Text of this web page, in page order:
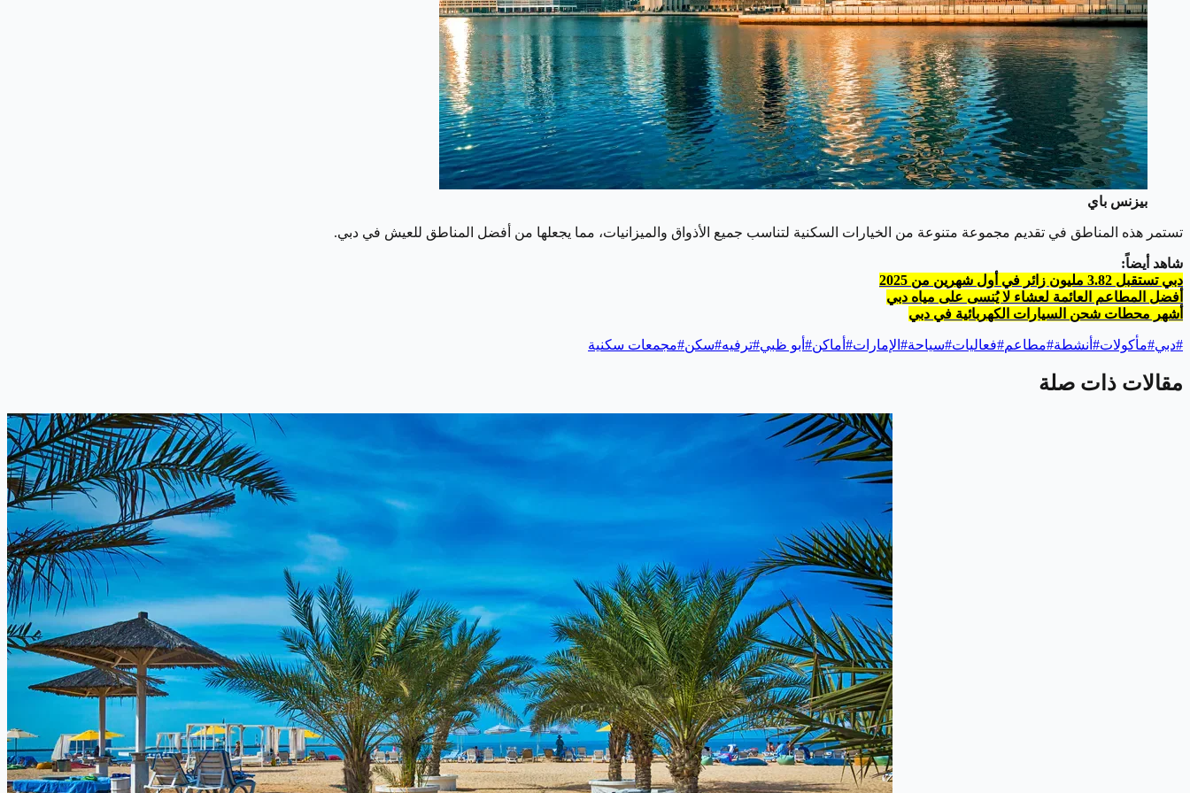
بيزنس باي
تستمر هذه المناطق في تقديم مجموعة متنوعة من الخيارات السكنية لتناسب جميع الأذواق والميزانيات، مما يجعلها من أفضل المناطق للعيش في دبي.
شاهد أيضاً:
دبي تستقبل 3.82 مليون زائر في أول شهرين من 2025
أفضل المطاعم العائمة لعشاء لا يُنسى على مياه دبي
أشهر محطات شحن السيارات الكهربائية في دبي
#دبي#مأكولات# أنشطة#مطاعم#فعاليات#سياحة# الإمارات# أماكن# أبو ظبي#ترفيه#سكن#مجمعات سكنية
مقالات ذات صلة